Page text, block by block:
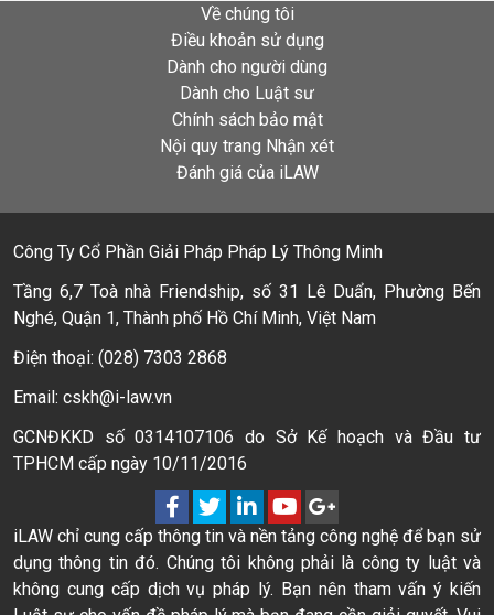
Về chúng tôi
Điều khoản sử dụng
Dành cho người dùng
Dành cho Luật sư
Chính sách bảo mật
Nội quy trang Nhận xét
Đánh giá của iLAW
Công Ty Cổ Phần Giải Pháp Pháp Lý Thông Minh
Tầng 6,7 Toà nhà Friendship, số 31 Lê Duẩn, Phường Bến
Nghé, Quận 1, Thành phố Hồ Chí Minh, Việt Nam
Điện thoại: (028) 7303 2868
Email: cskh@i-law.vn
GCNĐKKD số 0314107106 do Sở Kế hoạch và Đầu tư
TPHCM cấp ngày 10/11/2016
iLAW chỉ cung cấp thông tin và nền tảng công nghệ để bạn sử
dụng thông tin đó. Chúng tôi không phải là công ty luật và
không cung cấp dịch vụ pháp lý. Bạn nên tham vấn ý kiến